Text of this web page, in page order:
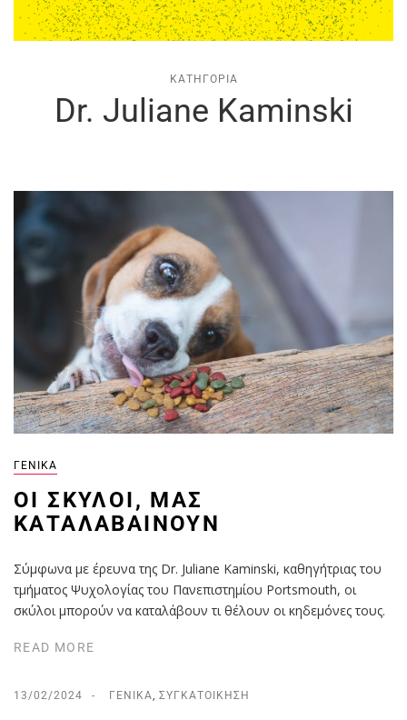
ΚΑΤΗΓΟΡΊΑ
Dr. Juliane Kaminski
ΓΕΝΙΚΆ
ΟΙ ΣΚΎΛΟΙ, ΜΑΣ
ΚΑΤΑΛΑΒΑΊΝΟΥΝ
Σύμφωνα με έρευνα της Dr. Juliane Kaminski, καθηγήτριας του
τμήματος Ψυχολογίας του Πανεπιστημίου Portsmouth, οι
σκύλοι μπορούν να καταλάβουν τι θέλουν οι κηδεμόνες τους.
READ MORE
13/02/2024 ΓΕΝΙΚΆ, ΣΥΓΚΑΤΟΊΚΗΣΗ